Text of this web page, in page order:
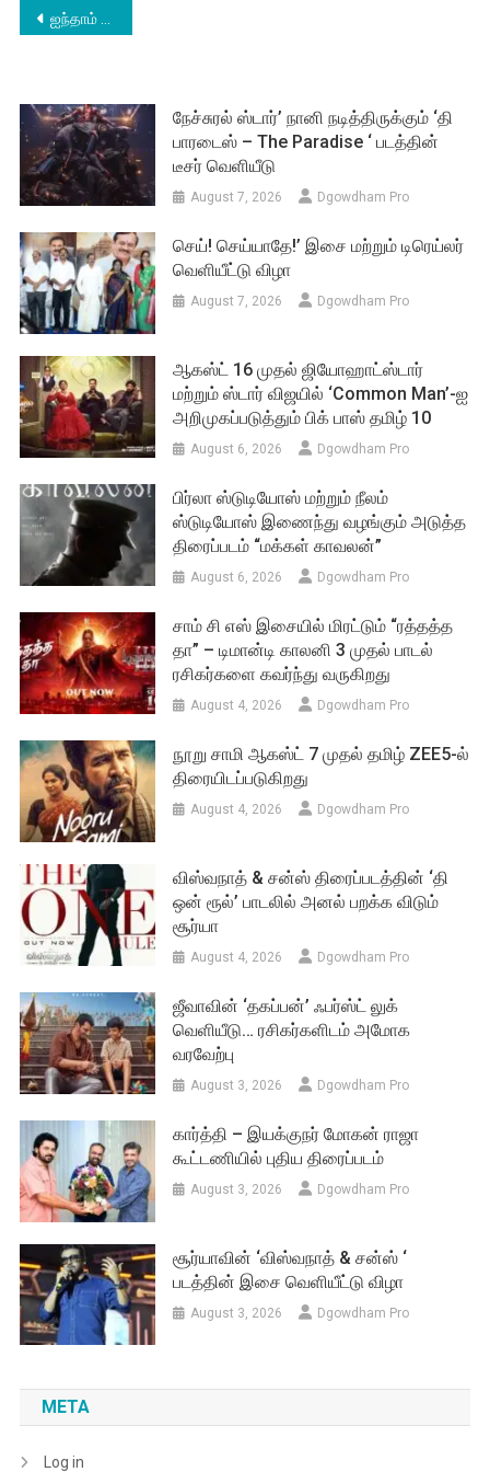
Post
ஐந்தாம் தேதி ஐந்து படம்!
நேச்சுரல் ஸ்டார்’ நானி நடித்திருக்கும் ‘தி
பாரடைஸ் – The Paradise ‘ படத்தின்
டீசர் வெளியீடு
August 7, 2026 Dgowdham Pro
செய்! செய்யாதே!’ இசை மற்றும் டிரெய்லர்
வெளியீட்டு விழா
August 7, 2026 Dgowdham Pro
ஆகஸ்ட் 16 முதல் ஜியோஹாட்ஸ்டார்
மற்றும் ஸ்டார் விஜயில் ‘Common Man’-ஐ
அறிமுகப்படுத்தும் பிக் பாஸ் தமிழ் 10
August 6, 2026 Dgowdham Pro
பிர்லா ஸ்டுடியோஸ் மற்றும் நீலம்
ஸ்டுடியோஸ் இணைந்து வழங்கும் அடுத்த
திரைப்படம் “மக்கள் காவலன்”
August 6, 2026 Dgowdham Pro
சாம் சி எஸ் இசையில் மிரட்டும் “ரத்தத்த
தா” – டிமான்டி காலனி 3 முதல் பாடல்
ரசிகர்களை கவர்ந்து வருகிறது
August 4, 2026 Dgowdham Pro
நூறு சாமி ஆகஸ்ட் 7 முதல் தமிழ் ZEE5-ல்
திரையிடப்படுகிறது
August 4, 2026 Dgowdham Pro
விஸ்வநாத் & சன்ஸ் திரைப்படத்தின் ‘தி
ஒன் ரூல்’ பாடலில் அனல் பறக்க விடும்
சூர்யா
August 4, 2026 Dgowdham Pro
ஜீவாவின் ‘தகப்பன்’ ஃபர்ஸ்ட் லுக்
வெளியீடு… ரசிகர்களிடம் அமோக
வரவேற்பு
August 3, 2026 Dgowdham Pro
கார்த்தி – இயக்குநர் மோகன் ராஜா
கூட்டணியில் புதிய திரைப்படம்
August 3, 2026 Dgowdham Pro
சூர்யாவின் ‘விஸ்வநாத் & சன்ஸ் ‘
படத்தின் இசை வெளியீட்டு விழா
August 3, 2026 Dgowdham Pro
META
Log in